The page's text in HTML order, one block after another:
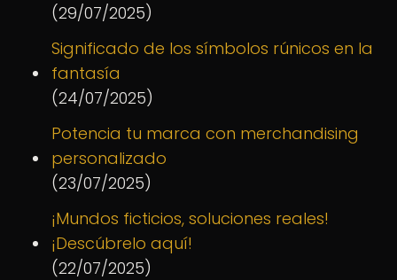
(29/07/2025)
Significado de los símbolos rúnicos en la
fantasía
(24/07/2025)
Potencia tu marca con merchandising
personalizado
(23/07/2025)
¡Mundos ficticios, soluciones reales!
¡Descúbrelo aquí!
(22/07/2025)